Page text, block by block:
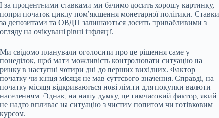
І за процентними ставками ми бачимо досить хорошу картинку,
попри початок циклу пом’якшення монетарної політики. Ставки
за депозитами та ОВДП залишаються досить привабливими з
огляду на очікувані рівні інфляції.
Ми свідомо планували оголосити про це рішення саме у
понеділок, щоб мати можливість контролювати ситуацію на
ринку в наступні чотири дні до перших вихідних. Фактор
початку чи кінця місяця не мав суттєвого значення. Справді, на
початку місяця відкриваються нові ліміти для покупки валюти
населенням. Однак, на нашу думку, це тимчасовий фактор, який
не надто впливає на ситуацію з чистим попитом чи готівковим
курсом.